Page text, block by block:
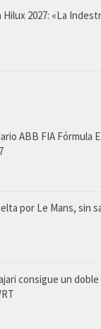
Hilux 2027: «La
ABB FIA Fórmula
por Le Mans, sin
consigue un